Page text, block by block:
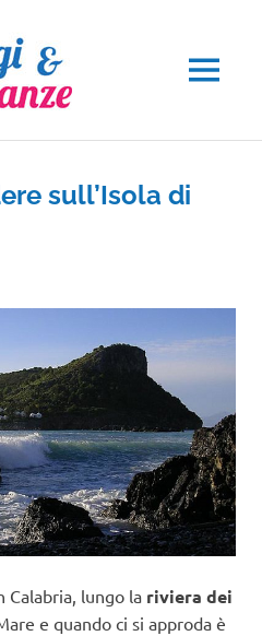
MENU
sull’Isola di
Calabria, lungo la riviera dei
e quando ci si approda è